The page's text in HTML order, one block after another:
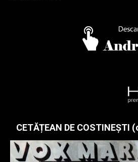
CETĂȚEAN DE